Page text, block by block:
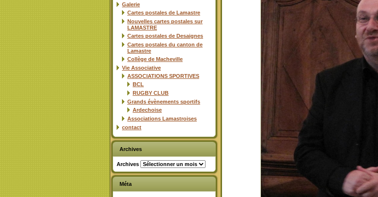
Galerie
Cartes postales de Lamastre
Nouvelles cartes postales sur
LAMASTRE
Cartes postales de Desaignes
Cartes postales du canton de
Lamastre
Collège de Macheville
Vie Associative
ASSOCIATIONS SPORTIVES
BCL
RUGBY CLUB
Grands évènements sportifs
Ardechoise
Associations Lamastroises
contact
Archives
Archives
Méta